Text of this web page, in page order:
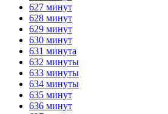
627 минут
628 минут
629 минут
630 минут
631 минута
632 минуты
633 минуты
634 минуты
635 минут
636 минут